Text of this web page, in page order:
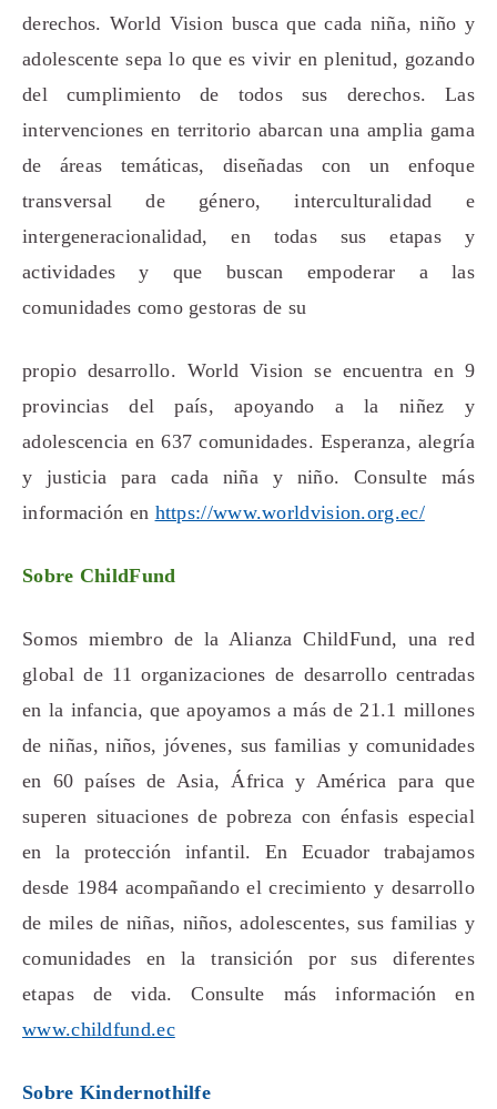
derechos. World Vision busca que cada niña, niño y
adolescente sepa lo que es vivir en plenitud, gozando
del cumplimiento de todos sus derechos. Las
intervenciones en territorio abarcan una amplia gama
de áreas temáticas, diseñadas con un enfoque
transversal de género, interculturalidad e
intergeneracionalidad, en todas sus etapas y
actividades y que buscan empoderar a las
comunidades como gestoras de su
propio desarrollo. World Vision se encuentra en 9
provincias del país, apoyando a la niñez y
adolescencia en 637 comunidades. Esperanza, alegría
y justicia para cada niña y niño. Consulte más
información en https://www.worldvision.org.ec/
Sobre ChildFund
Somos miembro de la Alianza ChildFund, una red
global de 11 organizaciones de desarrollo centradas
en la infancia, que apoyamos a más de 21.1 millones
de niñas, niños, jóvenes, sus familias y comunidades
en 60 países de Asia, África y América para que
superen situaciones de pobreza con énfasis especial
en la protección infantil. En Ecuador trabajamos
desde 1984 acompañando el crecimiento y desarrollo
de miles de niñas, niños, adolescentes, sus familias y
comunidades en la transición por sus diferentes
etapas de vida. Consulte más información en
www.childfund.ec
Sobre Kindernothilfe